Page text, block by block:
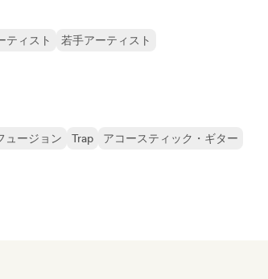
ティスト 若手アーティスト
ュージョン Trap
アコースティック・ギター